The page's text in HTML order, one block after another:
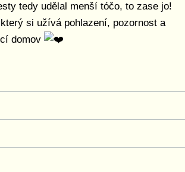
tedy udělal menší tóčo, to zase jo!
si užívá pohlazení, pozornost a
domov